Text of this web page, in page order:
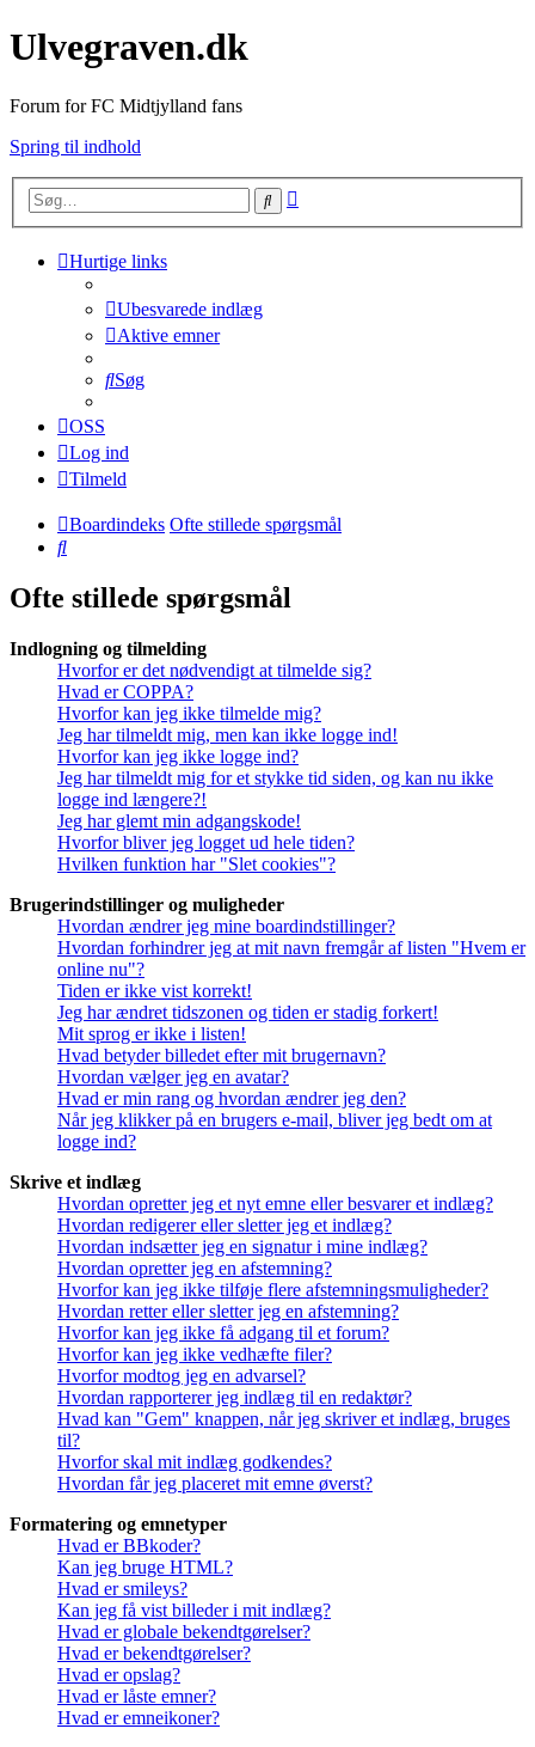
Ulvegraven.dk
Forum for FC Midtjylland fans
Spring til indhold
Søg
Hurtige links
Ubesvarede indlæg
Aktive emner
Søg
OSS
Log ind
Tilmeld
Boardindeks Ofte stillede spørgsmål
Søg
Ofte stillede spørgsmål
Indlogning og tilmelding
Hvorfor er det nødvendigt at tilmelde sig?
Hvad er COPPA?
Hvorfor kan jeg ikke tilmelde mig?
Jeg har tilmeldt mig, men kan ikke logge ind!
Hvorfor kan jeg ikke logge ind?
Jeg har tilmeldt mig for et stykke tid siden, og kan nu ikke
logge ind længere?!
Jeg har glemt min adgangskode!
Hvorfor bliver jeg logget ud hele tiden?
Hvilken funktion har "Slet cookies"?
Brugerindstillinger og muligheder
Hvordan ændrer jeg mine boardindstillinger?
Hvordan forhindrer jeg at mit navn fremgår af listen "Hvem er
online nu"?
Tiden er ikke vist korrekt!
Jeg har ændret tidszonen og tiden er stadig forkert!
Mit sprog er ikke i listen!
Hvad betyder billedet efter mit brugernavn?
Hvordan vælger jeg en avatar?
Hvad er min rang og hvordan ændrer jeg den?
Når jeg klikker på en brugers e-mail, bliver jeg bedt om at
logge ind?
Skrive et indlæg
Hvordan opretter jeg et nyt emne eller besvarer et indlæg?
Hvordan redigerer eller sletter jeg et indlæg?
Hvordan indsætter jeg en signatur i mine indlæg?
Hvordan opretter jeg en afstemning?
Hvorfor kan jeg ikke tilføje flere afstemningsmuligheder?
Hvordan retter eller sletter jeg en afstemning?
Hvorfor kan jeg ikke få adgang til et forum?
Hvorfor kan jeg ikke vedhæfte filer?
Hvorfor modtog jeg en advarsel?
Hvordan rapporterer jeg indlæg til en redaktør?
Hvad kan "Gem" knappen, når jeg skriver et indlæg, bruges
til?
Hvorfor skal mit indlæg godkendes?
Hvordan får jeg placeret mit emne øverst?
Formatering og emnetyper
Hvad er BBkoder?
Kan jeg bruge HTML?
Hvad er smileys?
Kan jeg få vist billeder i mit indlæg?
Hvad er globale bekendtgørelser?
Hvad er bekendtgørelser?
Hvad er opslag?
Hvad er låste emner?
Hvad er emneikoner?